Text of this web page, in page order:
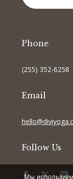
Phone
(255) 352-6258
Email
Follow Us
Мы